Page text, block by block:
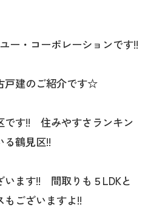
ー・コーポレーションです!!
戸建のご紹介です☆
です!! 住みやすさランキン
る鶴見区!!
います!! 間取りも５LDKと
もございますよ!!